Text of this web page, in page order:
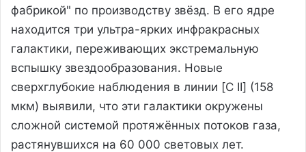
фабрикой" по производству звёзд. В его ядре
находится три ультра-ярких инфракрасных
галактики, переживающих экстремальную
вспышку звездообразования. Новые
сверхглубокие наблюдения в линии [C II] (158
мкм) выявили, что эти галактики окружены
сложной системой протяжённых потоков газа,
растянувшихся на 60 000 световых лет.